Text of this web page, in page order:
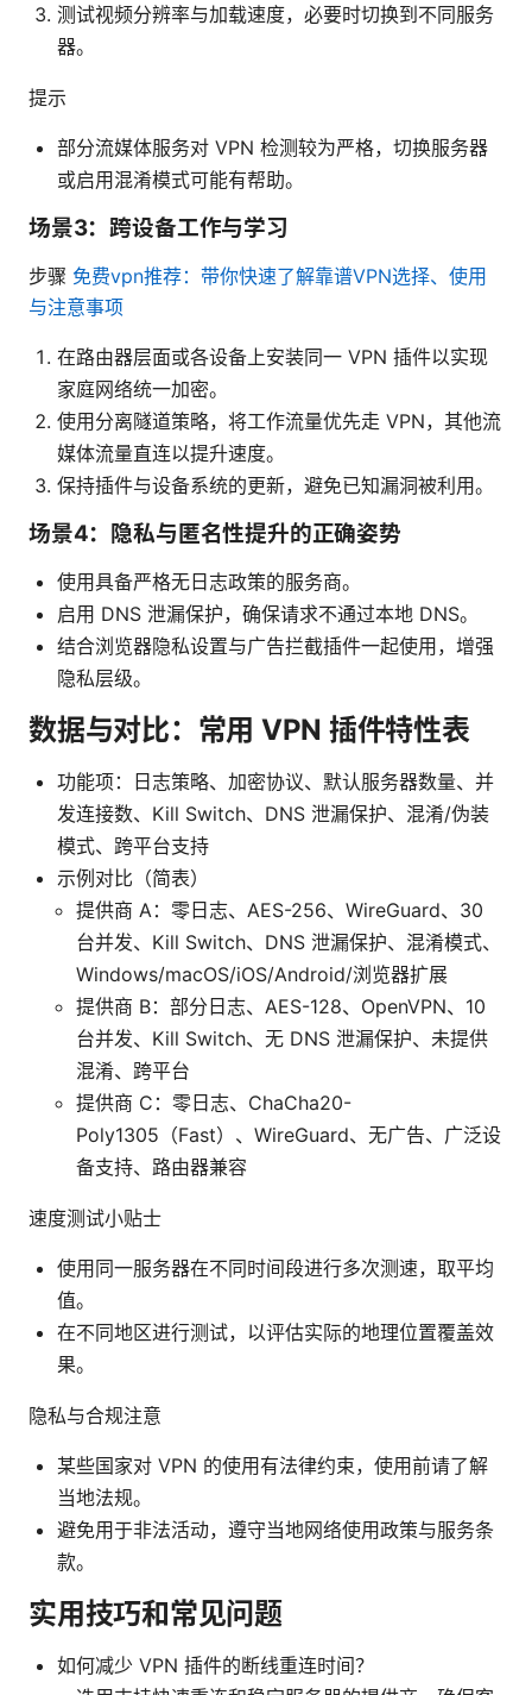
测试视频分辨率与加载速度，必要时切换到不同服务
器。
提示
部分流媒体服务对 VPN 检测较为严格，切换服务器
或启用混淆模式可能有帮助。
场景3：跨设备工作与学习
步骤 免费vpn推荐：带你快速了解靠谱VPN选择、使用
与注意事项
在路由器层面或各设备上安装同一 VPN 插件以实现
家庭网络统一加密。
使用分离隧道策略，将工作流量优先走 VPN，其他流
媒体流量直连以提升速度。
保持插件与设备系统的更新，避免已知漏洞被利用。
场景4：隐私与匿名性提升的正确姿势
使用具备严格无日志政策的服务商。
启用 DNS 泄漏保护，确保请求不通过本地 DNS。
结合浏览器隐私设置与广告拦截插件一起使用，增强
隐私层级。
数据与对比：常用 VPN 插件特性表
功能项：日志策略、加密协议、默认服务器数量、并
发连接数、Kill Switch、DNS 泄漏保护、混淆/伪装
模式、跨平台支持
示例对比（简表）
提供商 A：零日志、AES-256、WireGuard、30
台并发、Kill Switch、DNS 泄漏保护、混淆模式、
Windows/macOS/iOS/Android/浏览器扩展
提供商 B：部分日志、AES-128、OpenVPN、10
台并发、Kill Switch、无 DNS 泄漏保护、未提供
混淆、跨平台
提供商 C：零日志、ChaCha20-
Poly1305（Fast）、WireGuard、无广告、广泛设
备支持、路由器兼容
速度测试小贴士
使用同一服务器在不同时间段进行多次测速，取平均
值。
在不同地区进行测试，以评估实际的地理位置覆盖效
果。
隐私与合规注意
某些国家对 VPN 的使用有法律约束，使用前请了解
当地法规。
避免用于非法活动，遵守当地网络使用政策与服务条
款。
实用技巧和常见问题
如何减少 VPN 插件的断线重连时间？